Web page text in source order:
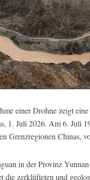
einer Drohne zeigt eine
1. Juli 2026. Am 6. Juli
Grenzregionen Chinas,
in der Provinz
die zerklüfteten und